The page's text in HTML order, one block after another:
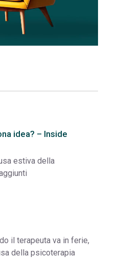
idea? – Inside
estiva della
il terapeuta va in ferie,
della psicoterapia